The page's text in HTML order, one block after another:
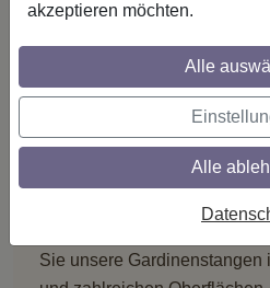
Schicke
FENSTERDEKORATION
Gardinenstangen
für jeden Stil
BESTSELLER · EDELSTAHL-
Sie unsere Gardinenstangen
akzeptieren möchten.
Alle
Alle